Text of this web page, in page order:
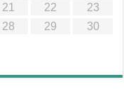
21 22
23
28 29
30